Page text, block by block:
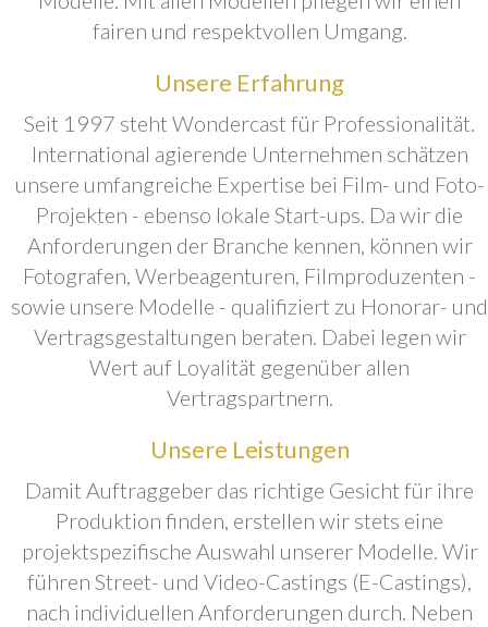
fairen und respektvollen Umgang.
Unsere Erfahrung
Seit 1997 steht Wondercast für Professionalität.
International agierende Unternehmen schätzen
unsere umfangreiche Expertise bei Film- und Foto-
Projekten - ebenso lokale Start-ups. Da wir die
Anforderungen der Branche kennen, können wir
Fotografen, Werbeagenturen, Filmproduzenten -
sowie unsere Modelle - qualifiziert zu Honorar- und
Vertragsgestaltungen beraten. Dabei legen wir
Wert auf Loyalität gegenüber allen
Vertragspartnern.
Unsere Leistungen
Damit Auftraggeber das richtige Gesicht für ihre
Produktion finden, erstellen wir stets eine
projektspezifische Auswahl unserer Modelle. Wir
führen Street- und Video-Castings (E-Castings),
nach individuellen Anforderungen durch. Neben